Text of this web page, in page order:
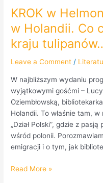
KROK w
w Holandii. Co
kraju
Leave a Comment /
W najbliższym wydaniu
wyjątkowymi gośćmi –
Oziembłowską,
Holandii. To właśnie tam,
„Dział Polski”, gdzie z
wśród polonii.
emigracji i o tym, jak
Read More »